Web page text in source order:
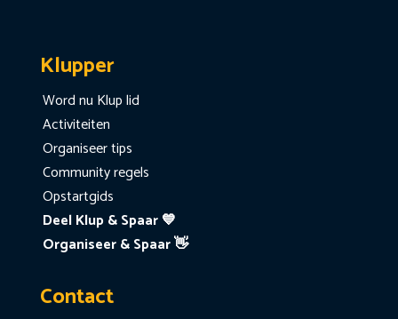
Klupper
Word nu Klup lid
Activiteiten
Organiseer tips
Community regels
Opstartgids
Deel Klup & Spaar 💙
Organiseer & Spaar 👋
Contact